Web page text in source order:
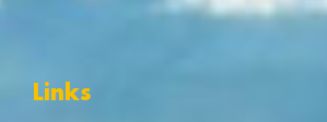
Links